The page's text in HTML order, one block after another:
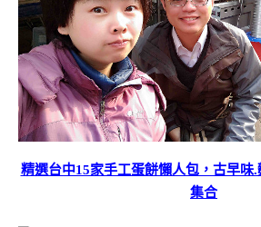
精選台中15家手工蛋餅懶人包，古早味
集合